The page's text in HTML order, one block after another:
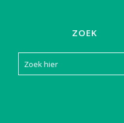
ZOEK